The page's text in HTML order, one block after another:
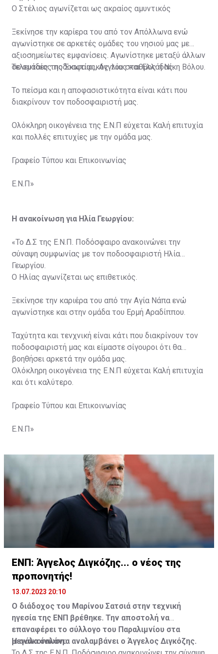
O Στέλιος αγωνίζεται ως ακραίος αμυντικός
Ξεκίνησε την καρίερα του από τον Απόλλωνα ενώ
αγωνίστηκε σε αρκετές ομάδες του νησιού μας με
αξιοσημείωτες εμφανίσεις. Αγωνίστηκε μεταξύ άλλων
σε ομάδες της Σκωτίας, Αγγλίας και Ελλάδας.
Τελευταίος ποδοσφαιρικός του σταθμος η Νίκη Βόλου.
To πείσμα και η αποφασιστικότητα είναι κάτι που
διακρίνουν τον ποδοσφαιριστή μας.
Ολόκληρη οικογένεια της Ε.Ν.Π εύχεται Καλή επιτυχία
και πολλές επιτυχίες με την ομάδα μας.
Γραφείο Τύπου και Επικοινωνίας
Ε.Ν.Π»
Η ανακοίνωση για Ηλία Γεωργίου:
«Το Δ.Σ της Ε.Ν.Π. Ποδόσφαιρο ανακοινώνει την
σύναψη συμφωνίας με τον ποδοσφαιριστή Hλία
Γεωργίου.
O Ηλίας αγωνίζεται ως επιθετικός.
Ξεκίνησε την καριέρα του από την Αγία Νάπα ενώ
αγωνίστηκε και στην ομάδα του Ερμή Αραδίππου.
Ταχύτητα και τενχνική είναι κάτι που διακρίνουν τον
ποδοσφαιριστή μας και είμαστε σίγουροι ότι θα
βοηθήσει αρκετά την ομάδα μας.
Ολόκληρη οικογένεια της Ε.Ν.Π εύχεται Καλή επιτυχία
και ότι καλύτερο.
Γραφείο Τύπου και Επικοινωνίας
Ε.Ν.Π»
ΕΝΠ: Άγγελος Διγκόζης... ο νέος της
προπονητής!
13.07.2023 20:10
Ο διάδοχος του Μαρίνου Σατσιά στην τεχνική
ηγεσία της ΕΝΠ βρέθηκε. Την αποστολή να
επαναφέρει το σύλλογο του Παραλιμνίου στα
μεγάλα σαλόνια αναλαμβάνει ο Άγγελος Διγκόζης.
Η ανακοίνωση: